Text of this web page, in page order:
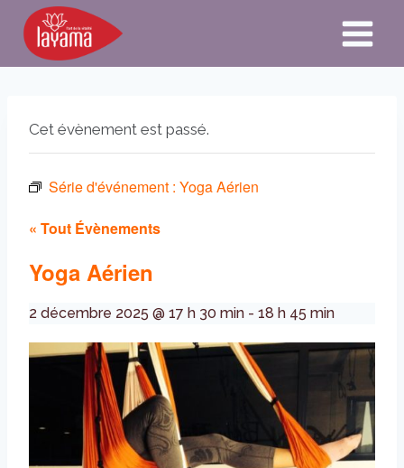
Aller
contenu
Cet évènement est passé.
Série d'événement : Yoga Aérien
« Tout Évènements
Yoga Aérien
2 décembre 2025 @ 17 h 30 min - 18 h 45 min